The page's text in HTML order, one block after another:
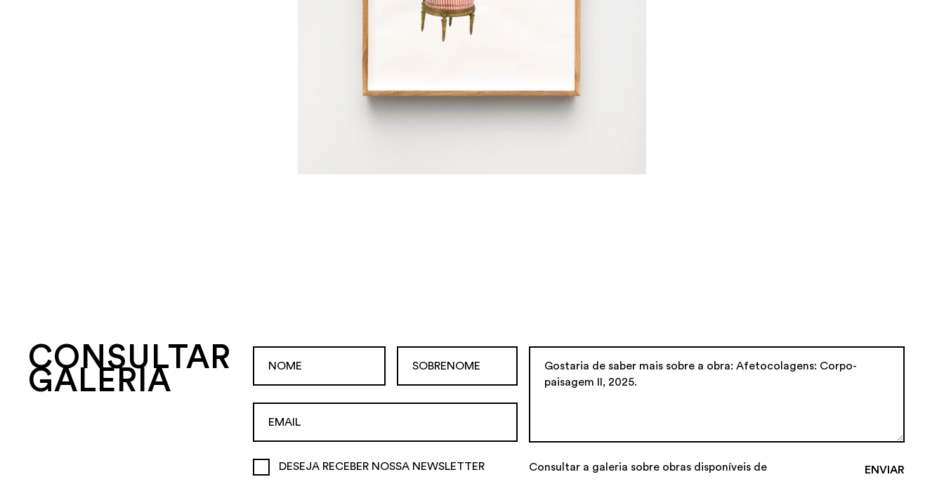
CONSULTAR
GALERIA
DESEJA RECEBER NOSSA NEWSLETTER Consultar a galeria sobre obras disponíveis de